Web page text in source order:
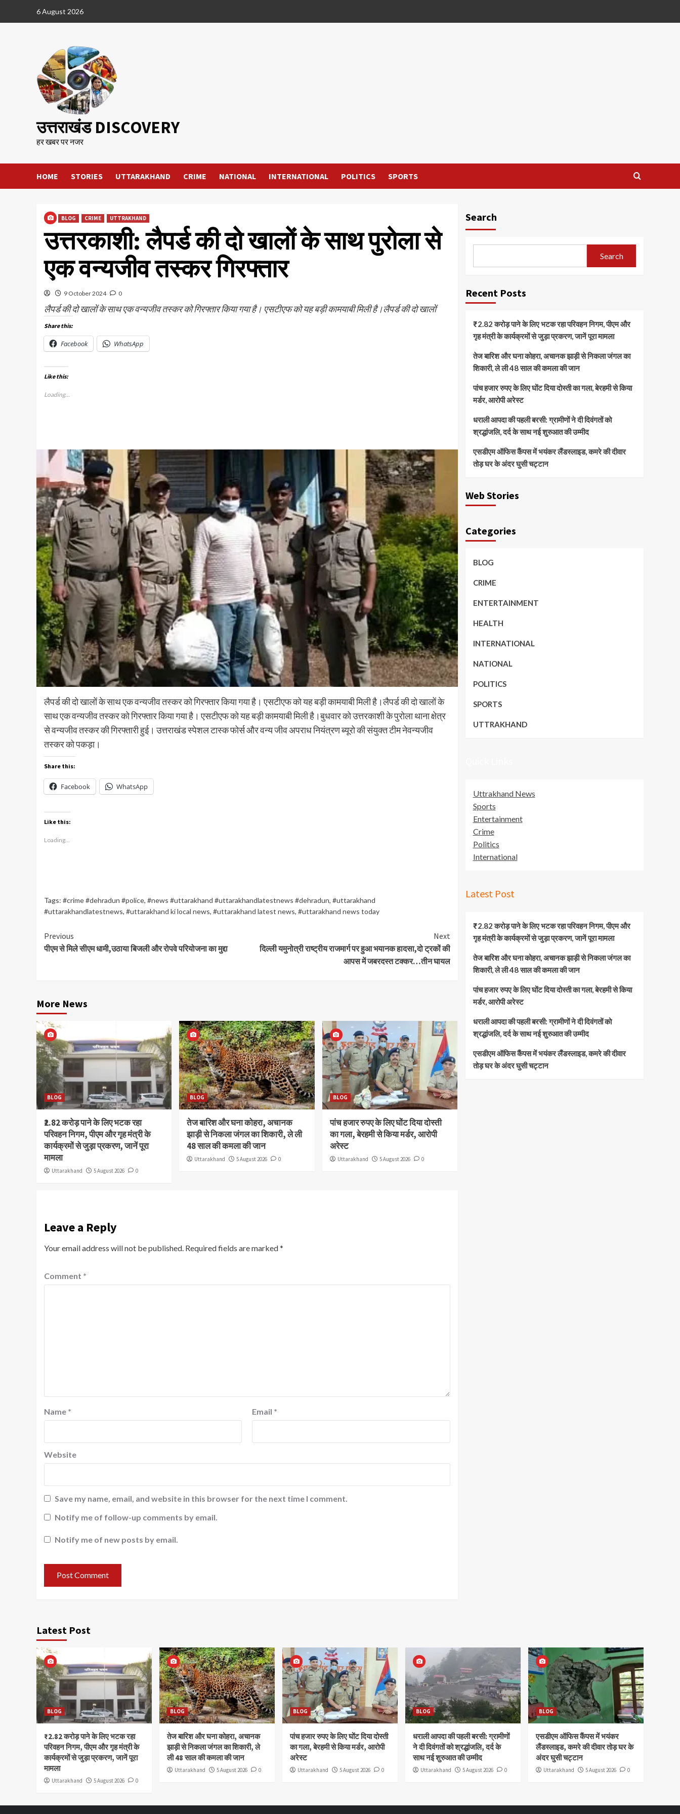
6 August 2026
उत्तराखंड DISCOVERY
हर खबर पर नजर
HOME STORIES UTTARAKHAND CRIME NATIONAL INTERNATIONAL POLITICS SPORTS
BLOG CRIME UTTRAKHAND
उत्तरकाशी: लैपर्ड की दो खालों के साथ पुरोला से
एक वन्यजीव तस्कर गिरफ्तार
9 October 2024 0
लैपर्ड की दो खालों के साथ एक वन्यजीव तस्कर को गिरफ्तार किया गया है। एसटीएफ को यह बड़ी कामयाबी मिली है।लैपर्ड की दो खालों
Share this:
Facebook WhatsApp
Like this:
Loading...
लैपर्ड की दो खालों के साथ एक वन्यजीव तस्कर को गिरफ्तार किया गया है। एसटीएफ को यह बड़ी कामयाबी मिली है।लैपर्ड की दो खालों के
साथ एक वन्यजीव तस्कर को गिरफ्तार किया गया है। एसटीएफ को यह बड़ी कामयाबी मिली है।बुधवार को उत्तरकाशी के पुरोला थाना क्षेत्र
से वन्यजीव तस्कर की गिरफ्तारी हुई। उत्तराखंड स्पेशल टास्क फोर्स और वन्य जीव अपराध नियंत्रण ब्यूरो की संयुक्त टीम नेवन्यजीव
तस्कर को पकड़ा।
Share this:
Facebook WhatsApp
Like this:
Loading...
Tags: #crime #dehradun #police, #news #uttarakhand #uttarakhandlatestnews #dehradun, #uttarakhand
#uttarakhandlatestnews, #uttarakhand ki local news, #uttarakhand latest news, #uttarakhand news today
Continue
Reading
Previous
पीएम से मिले सीएम धामी,उठाया बिजली और रोपवे परियोजना का मुद्दा
Next
दिल्ली यमुनोत्री राष्ट्रीय राजमार्ग पर हुआ भयानक हादसा,दो ट्रकों की
आपस में जबरदस्त टक्कर…तीन घायल
More News
BLOG
₹2.82 करोड़ पाने के लिए भटक रहा
परिवहन निगम, पीएम और गृह मंत्री के
कार्यक्रमों से जुड़ा प्रकरण, जानें पूरा
मामला
Uttarakhand 5 August 2026 0
BLOG
तेज बारिश और घना कोहरा, अचानक
झाड़ी से निकला जंगल का शिकारी, ले ली
48 साल की कमला की जान
Uttarakhand 5 August 2026 0
BLOG
पांच हजार रुपए के लिए घोंट दिया दोस्ती
का गला, बेरहमी से किया मर्डर, आरोपी
अरेस्ट
Uttarakhand 5 August 2026 0
Leave a Reply
Your email address will not be published. Required fields are marked*
Comment *
Name * Email *
Website
Save my name, email, and website in this browser for the next time I comment.
Notify me of follow-up comments by email.
Notify me of new posts by email.
Search
Search
Recent Posts
₹2.82 करोड़ पाने के लिए भटक रहा परिवहन निगम, पीएम और
गृह मंत्री के कार्यक्रमों से जुड़ा प्रकरण, जानें पूरा मामला
तेज बारिश और घना कोहरा, अचानक झाड़ी से निकला जंगल का
शिकारी, ले ली 48 साल की कमला की जान
पांच हजार रुपए के लिए घोंट दिया दोस्ती का गला, बेरहमी से किया
मर्डर, आरोपी अरेस्ट
धराली आपदा की पहली बरसी: ग्रामीणों ने दी दिवंगतों को
श्रद्धांजलि, दर्द के साथ नई शुरुआत की उम्मीद
एसडीएम ऑफिस कैंपस में भयंकर लैंडस्लाइड, कमरे की दीवार
तोड़ घर के अंदर घुसी चट्टान
Web Stories
Categories
BLOG
CRIME
ENTERTAINMENT
HEALTH
INTERNATIONAL
NATIONAL
POLITICS
SPORTS
UTTRAKHAND
Uttrakhand News
Sports
Entertainment
Crime
Politics
International
Latest Post
₹2.82 करोड़ पाने के लिए भटक रहा परिवहन निगम, पीएम और
गृह मंत्री के कार्यक्रमों से जुड़ा प्रकरण, जानें पूरा मामला
तेज बारिश और घना कोहरा, अचानक झाड़ी से निकला जंगल का
शिकारी, ले ली 48 साल की कमला की जान
पांच हजार रुपए के लिए घोंट दिया दोस्ती का गला, बेरहमी से किया
मर्डर, आरोपी अरेस्ट
धराली आपदा की पहली बरसी: ग्रामीणों ने दी दिवंगतों को
श्रद्धांजलि, दर्द के साथ नई शुरुआत की उम्मीद
एसडीएम ऑफिस कैंपस में भयंकर लैंडस्लाइड, कमरे की दीवार
तोड़ घर के अंदर घुसी चट्टान
Latest Post
BLOG
₹2.82 करोड़ पाने के लिए भटक रहा
परिवहन निगम, पीएम और गृह मंत्री के
कार्यक्रमों से जुड़ा प्रकरण, जानें पूरा
मामला
Uttarakhand 5 August 2026 0
BLOG
तेज बारिश और घना कोहरा, अचानक
झाड़ी से निकला जंगल का शिकारी, ले
ली 48 साल की कमला की जान
Uttarakhand 5 August 2026 0
BLOG
पांच हजार रुपए के लिए घोंट दिया दोस्ती
का गला, बेरहमी से किया मर्डर, आरोपी
अरेस्ट
Uttarakhand 5 August 2026 0
BLOG
धराली आपदा की पहली बरसी: ग्रामीणों
ने दी दिवंगतों को श्रद्धांजलि, दर्द के
साथ नई शुरुआत की उम्मीद
Uttarakhand 5 August 2026 0
BLOG
एसडीएम ऑफिस कैंपस में भयंकर
लैंडस्लाइड, कमरे की दीवार तोड़ घर के
अंदर घुसी चट्टान
Uttarakhand 5 August 2026 0